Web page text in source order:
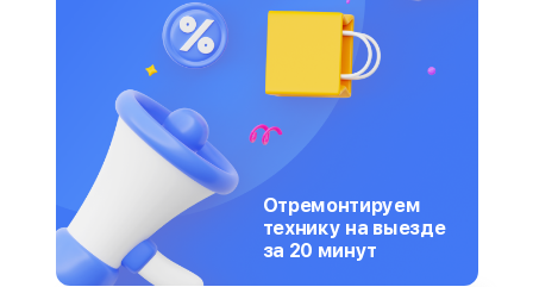
Отремонтируем
технику на выезде
за 20 минут